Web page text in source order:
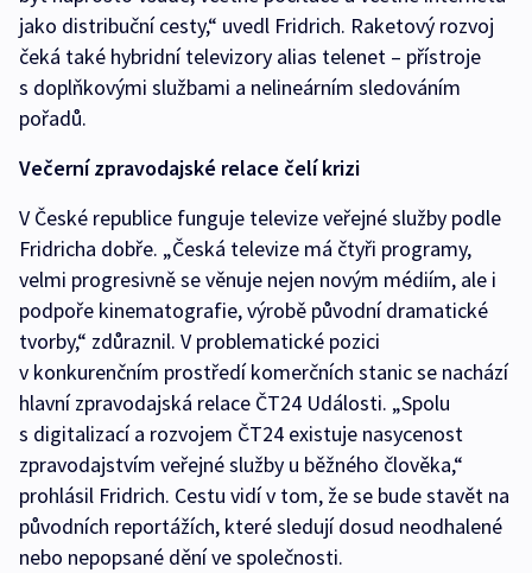
jako distribuční cesty,“ uvedl Fridrich. Raketový rozvoj
čeká také hybridní televizory alias telenet – přístroje
s doplňkovými službami a nelineárním sledováním
pořadů.
Večerní zpravodajské relace čelí krizi
V České republice funguje televize veřejné služby podle
Fridricha dobře. „Česká televize má čtyři programy,
velmi progresivně se věnuje nejen novým médiím, ale i
podpoře kinematografie, výrobě původní dramatické
tvorby,“ zdůraznil. V problematické pozici
v konkurenčním prostředí komerčních stanic se nachází
hlavní zpravodajská relace ČT24 Události. „Spolu
s digitalizací a rozvojem ČT24 existuje nasycenost
zpravodajstvím veřejné služby u běžného člověka,“
prohlásil Fridrich. Cestu vidí v tom, že se bude stavět na
původních reportážích, které sledují dosud neodhalené
nebo nepopsané dění ve společnosti.